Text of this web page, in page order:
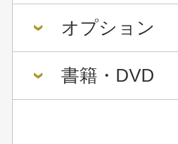
オプション
書籍・DVD